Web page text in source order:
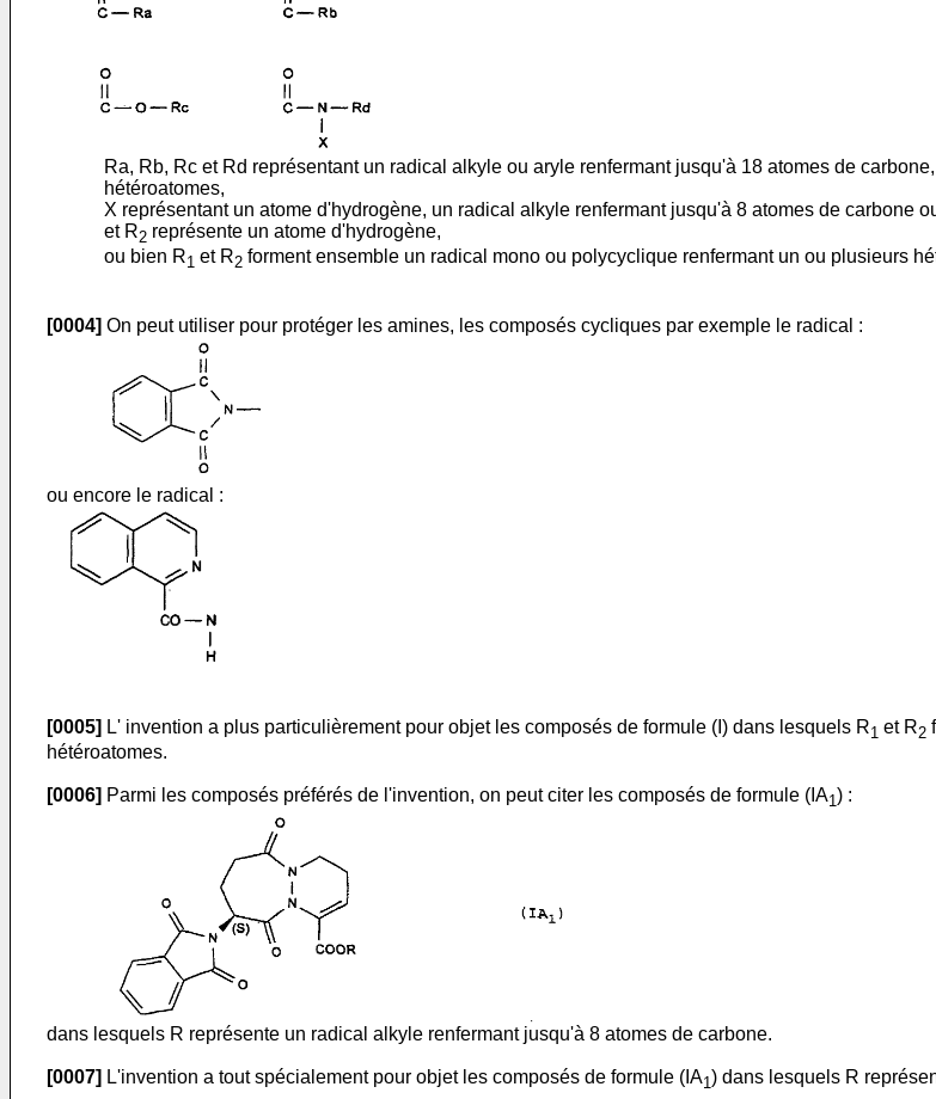
Ra, Rb, Rc et Rd représentant un radical alkyle ou aryle renfermant jusqu'à 18 atomes de
hétéroatomes,
X représentant un atome d'hydrogène, un radical alkyle renfermant jusqu'à 8 atomes de carbone
et R2 représente un atome d'hydrogène,
ou bien R1 et R2 forment ensemble un radical mono ou polycyclique renfermant un ou plusieurs
[0004] On peut utiliser pour protéger les amines, les composés cycliques par exemple le radical :
ou encore le radical :
[0005] L' invention a plus particulièrement pour objet les composés de formule (I) dans lesquels R1 et R2
hétéroatomes.
[0006] Parmi les composés préférés de l'invention, on peut citer les composés de formule (IA1 ) :
dans lesquels R représente un radical alkyle renfermant jusqu'à 8 atomes de carbone.
[0007] L'invention a tout spécialement pour objet les composés de formule (IA1) dans lesquels R